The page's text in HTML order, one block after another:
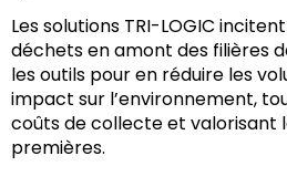
Les solutions TRI-LOGIC
déchets en amont des filières
les outils pour en réduire les
impact sur l’environnement,
coûts de collecte et valorisant
premières.